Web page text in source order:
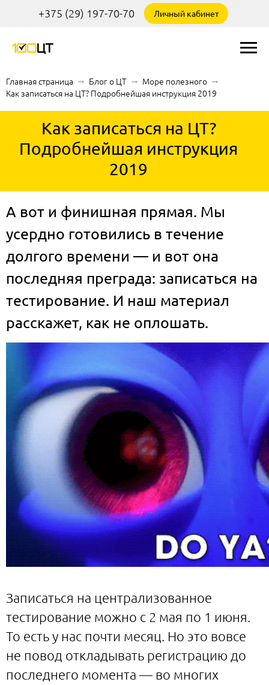
+375 (29) 197-70-70 Личный кабинет
Главная страница → Блог о ЦТ → Море полезного →
Как записаться на ЦТ? Подробнейшая инструкция 2019
Как записаться на ЦТ?
Подробнейшая инструкция
2019
А вот и финишная прямая. Мы
усердно готовились в течение
долгого времени — и вот она
последняя преграда: записаться на
тестирование. И наш материал
расскажет, как не оплошать.
Записаться на централизованное
тестирование можно с 2 мая по 1 июня.
То есть у нас почти месяц. Но это вовсе
не повод откладывать регистрацию до
последнего момента — во многих